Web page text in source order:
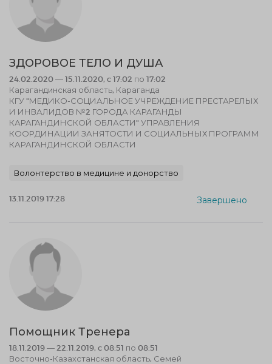
ЗДОРОВОЕ ТЕЛО И ДУША
24.02.2020 — 15.11.2020, c 17:02 по 17:02
Карагандинская область, Караганда
КГУ "МЕДИКО-СОЦИАЛЬНОЕ УЧРЕЖДЕНИЕ ПРЕСТАРЕЛЫХ
И ИНВАЛИДОВ №2 ГОРОДА КАРАГАНДЫ
КАРАГАНДИНСКОЙ ОБЛАСТИ" УПРАВЛЕНИЯ
КООРДИНАЦИИ ЗАНЯТОСТИ И СОЦИАЛЬНЫХ ПРОГРАММ
КАРАГАНДИНСКОЙ ОБЛАСТИ
Волонтерство в медицине и донорство
13.11.2019 17:28 Завершено
Помощник Тренера
18.11.2019 — 22.11.2019, c 08:51 по 08:51
Восточно-Казахстанская область, Семей